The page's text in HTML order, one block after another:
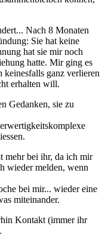
Nach 8 Monaten
Sie hat keine
hat sie mir noch
hatte. Mir ging es
keinesfalls ganz verlieren
erhalten will.
Gedanken, sie zu
mehr bei ihr, da ich mir
wieder melden, wenn
bei mir... wieder eine
miteinander.
Kontakt (immer ihr